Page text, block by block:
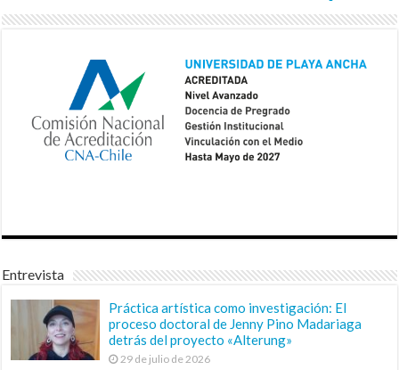
Entrevista
Práctica artística como investigación: El
proceso doctoral de Jenny Pino Madariaga
detrás del proyecto «Alterung»
29 de julio de 2026